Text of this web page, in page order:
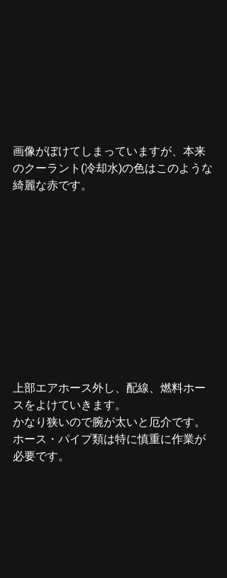
画像がぼけてしまっていますが、本来
のクーラント(冷却水)の色はこのような
綺麗な赤です。
上部エアホース外し、配線、燃料ホー
スをよけていきます。
かなり狭いので腕が太いと厄介です。
ホース・パイプ類は特に慎重に作業が
必要です。